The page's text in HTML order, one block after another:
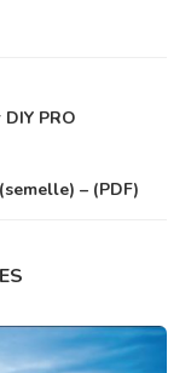
PRO
– (PDF)